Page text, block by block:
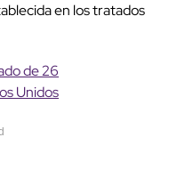
en los tratados
de 26
Unidos